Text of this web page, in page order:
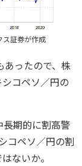
ス証券が作成
ったので、株
コペソ／円の
長期的に割高警
コペソ／円の割
ないか。